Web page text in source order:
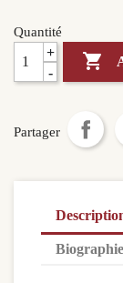
Quantité
+

Partager
Biographie